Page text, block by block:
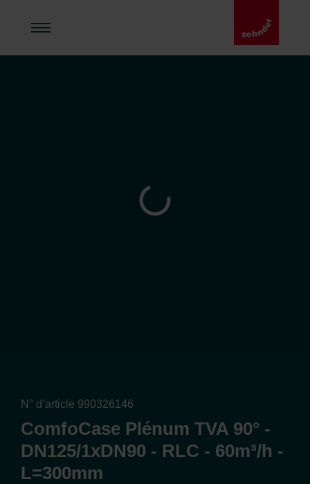
N° d’article 990326146
ComfoCase Plénum TVA 90° -
DN125/1xDN90 - RLC - 60m³/h -
L=300mm